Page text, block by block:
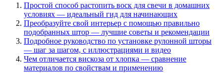
Простой способ растопить воск для свечи в домашних
условиях — идеальный гид для начинающих
Преобразуйте свой интерьер с помощью правильно
подобранных штор — лучшие советы и рекомендации
Подробное руководство по установке рулонной шторы
— шаг за шагом, с иллюстрациями и видео
Чем отличается вискоза от хлопка — сравнение
материалов по свойствам и применению